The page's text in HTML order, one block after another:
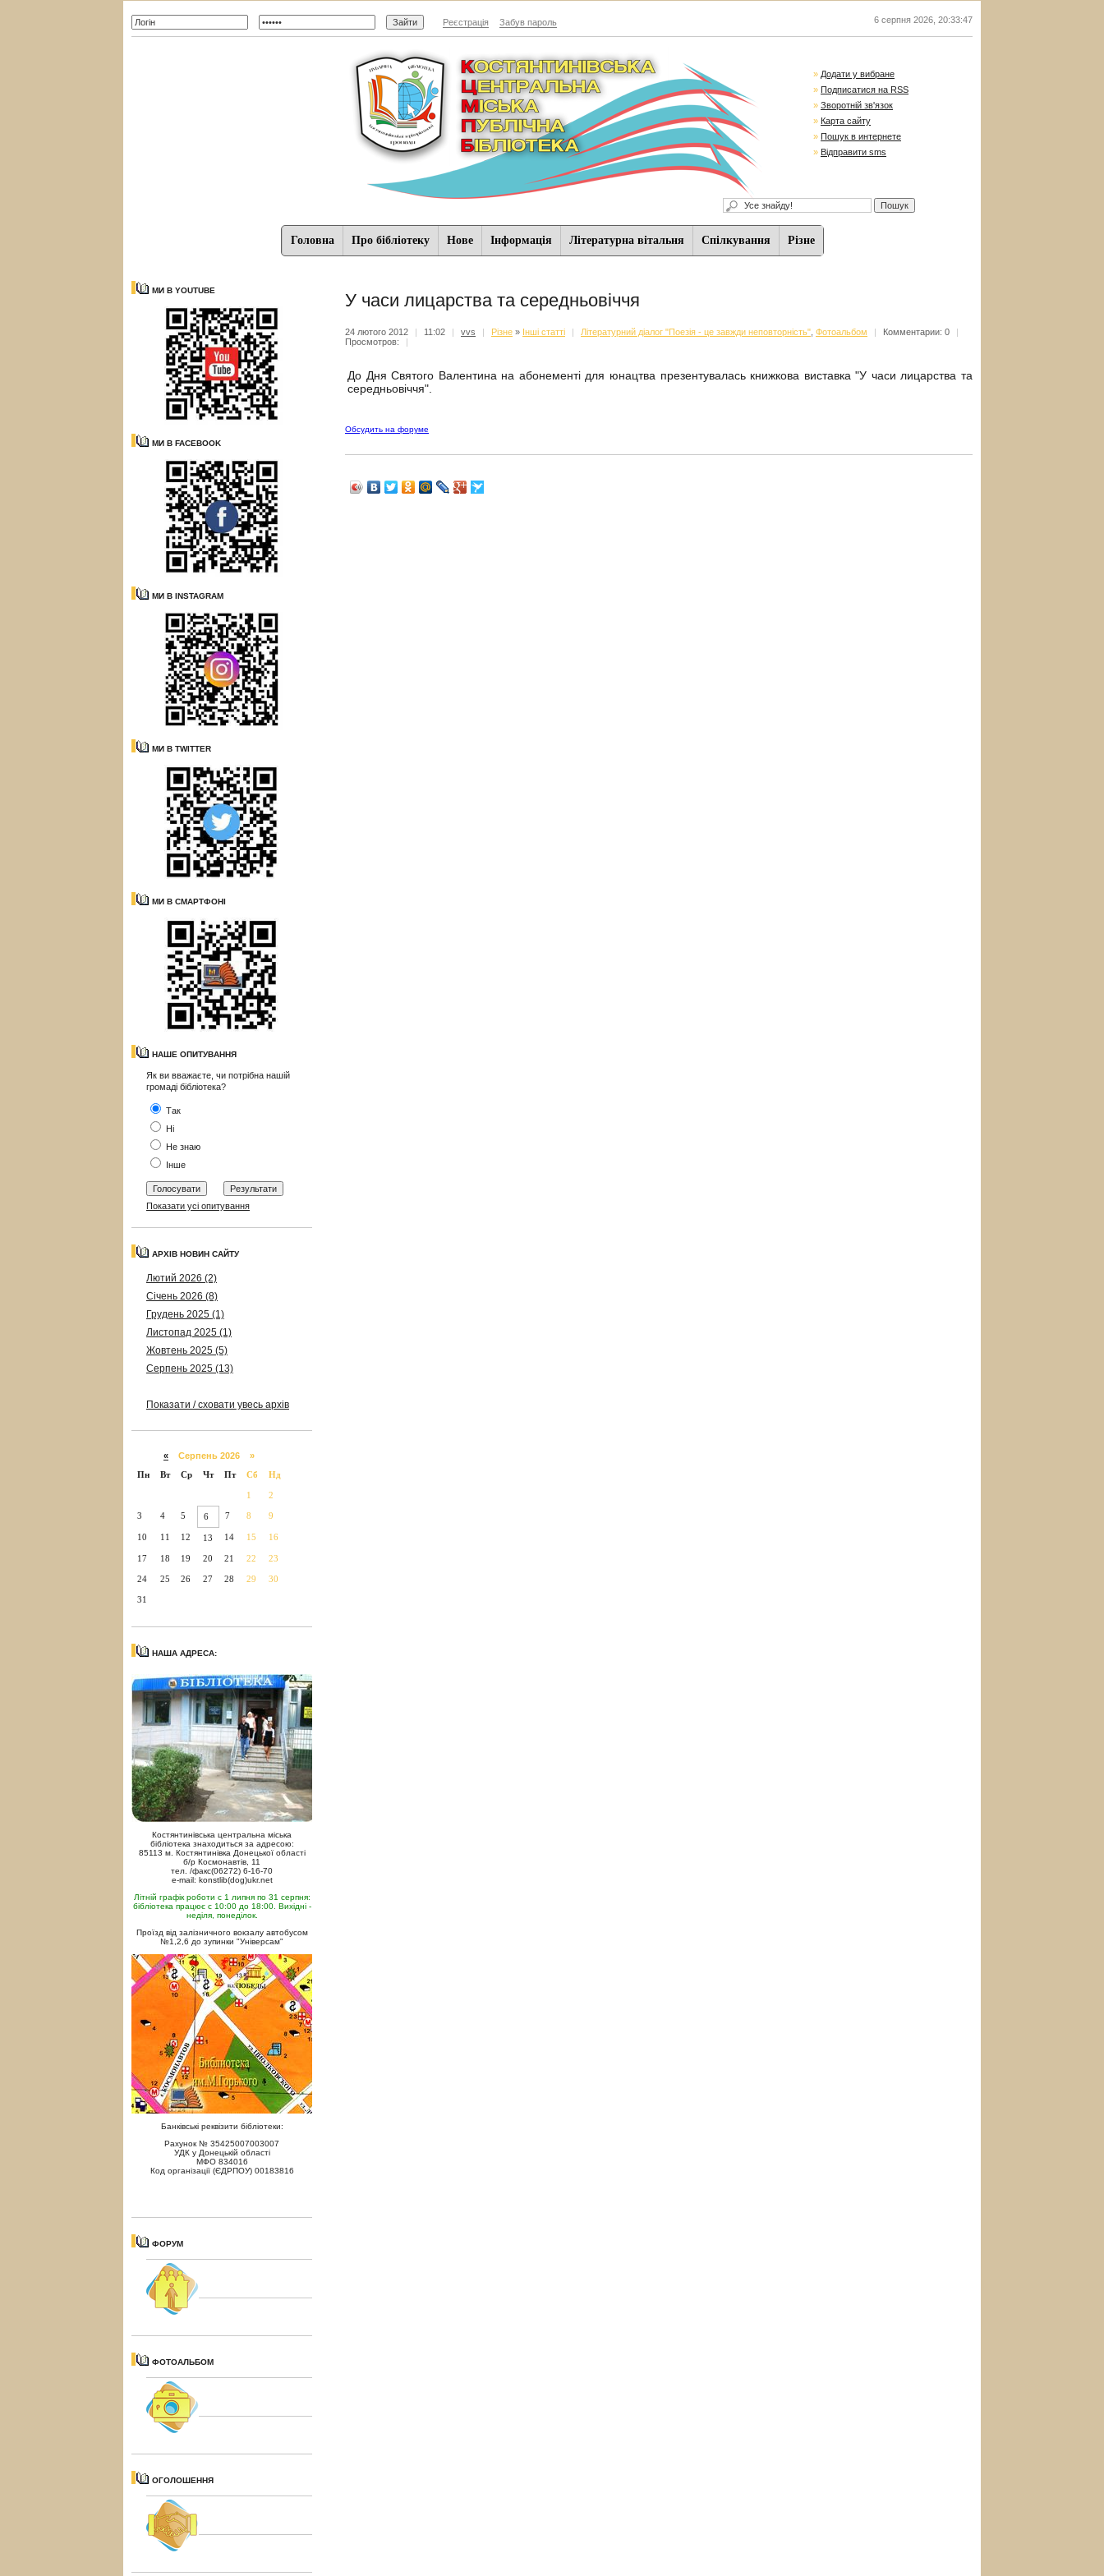
Реєстрація Забув пароль 6 серпня 2026 20:33:48
» Додати у вибране
» Подписатися на RSS
» Зворотній зв'язок
» Карта сайту
» Пошук в интернете
» Відправити sms
Головна Про бібліотеку Нове Iнформацiя Літературна вітальня Спiлкування Різне
МИ В YOUTUBE
МИ В FACEBOOK
МИ В INSTAGRAM
МИ В TWITTER
МИ В СМАРТФОНІ
НАШЕ ОПИТУВАННЯ
Як ви вважаєте, чи потрібна нашій
громаді бібліотека?
Так
Ні
Не знаю
Інше
Показати усі опитування
АРХІВ НОВИН САЙТУ
Лютий 2026 (2)
Січень 2026 (8)
Грудень 2025 (1)
Листопад 2025 (1)
Жовтень 2025 (5)
Серпень 2025 (13)
Показати / сховати увесь архів
« Серпень 2026 »
Пн
Вт Ср Чт Пт Сб Нд
1 2
3 4 5 6 7 8 9
10 11 12 13 14 15 16
17 18 19 20 21 22 23
24 25 26 27 28 29 30
31
НАША АДРЕСА:
Костянтинівська центральна міська
бібліотека знаходиться за адресою:
85113 м. Костянтинівка Донецької області
б/р Космонавтів, 11
тел. /факс(06272) 6-16-70
e-mail: konstlib(dog)ukr.net
Літній графік роботи с 1 липня по 31 серпня:
бібліотека працює с 10:00 до 18:00. Вихідні -
неділя, понеділок.
Проїзд від залізничного вокзалу автобусом
№1,2,6 до зупинки "Універсам"
Банківські реквізити бібліотеки:
Рахунок № 35425007003007
УДК у Донецькій області
МФО 834016
Код організації (ЄДРПОУ) 00183816
ФОРУМ
ФОТОАЛЬБОМ
ОГОЛОШЕННЯ
У часи лицарства та середньовіччя
24 лютого 2012 | 11:02 | vvs | Різне » Інші статті | Літературний діалог "Поезія - це завжди неповторність" Фотоальбом | Комментарии: 0
|
Просмотров:
|
До Дня Святого Валентина на абонементі для юнацтва презентувалась книжкова виставка "У часи лицарства та
середньовіччя".
Обсудить на форуме